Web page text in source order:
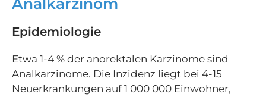
Analkarzinom
Epidemiologie
Etwa 1-4 % der anorektalen Karzinome sind
Analkarzinome. Die Inzidenz liegt bei 4-15
Neuerkrankungen auf 1 000 000 Einwohner,